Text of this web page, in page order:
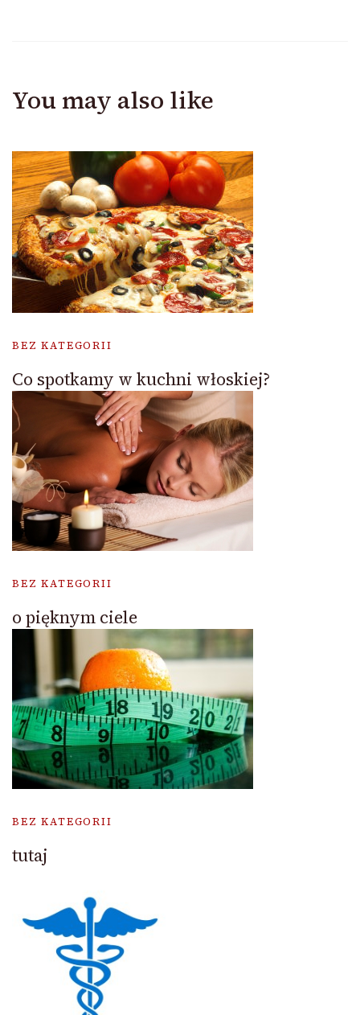
You may also like
BEZ KATEGORII
Co spotkamy w kuchni włoskiej?
BEZ KATEGORII
o pięknym ciele
BEZ KATEGORII
tutaj